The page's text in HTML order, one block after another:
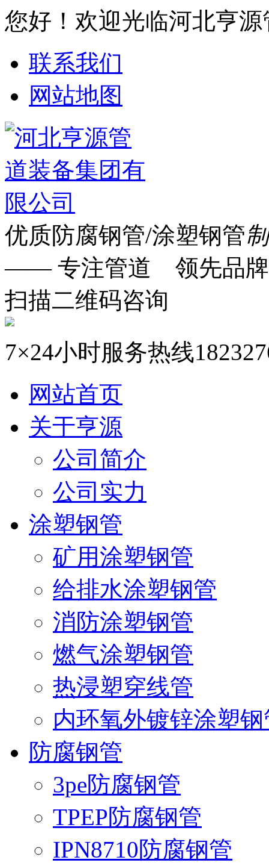
您好！欢迎光临河北亨
联系我们
网站地图
优质防腐钢管/涂塑钢管
—— 专注管道 领先品
扫描二维码咨询
7×24小时服务热线
网站首页
关于亨源
公司简介
公司实力
涂塑钢管
矿用涂塑钢管
给排水涂塑钢管
消防涂塑钢管
燃气涂塑钢管
热浸塑穿线管
内环氧外镀锌涂塑钢
防腐钢管
3pe防腐钢管
TPEP防腐钢管
IPN8710防腐钢管